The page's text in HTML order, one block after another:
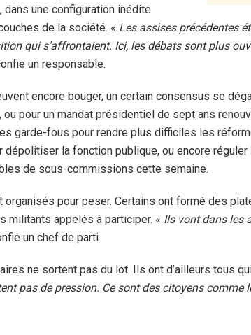
dans une configuration inédite
de la société. « Les assises précédentes
qui s’affrontaient. Ici, les débats sont plus
un responsable.
encore bouger, un certain consensus se
pour un mandat présidentiel de sept ans
garde-fous pour rendre plus difficiles les
dépolitiser la fonction publique, ou encore réguler
de sous-commissions cette semaine.
pour peser. Certains ont formé des
militants appelés à participer. « Ils vont dans les
un chef de parti.
ne sortent pas du lot. Ils ont d’ailleurs tous
pas de pression. Ce sont des citoyens comme